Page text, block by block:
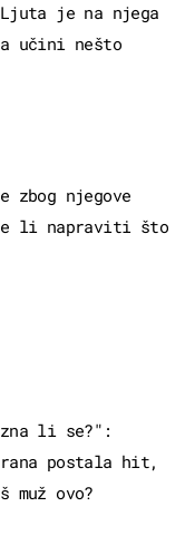
li se?":
postala hit,
ovo?
je na njega
učini nešto
zbog njegove
li napraviti što